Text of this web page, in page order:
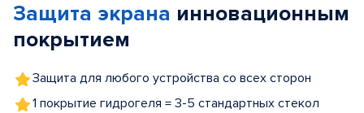
5
Защита экрана инновационным
покрытием
Защита для любого устройства со всех сторон
1 покрытие гидрогеля = 3-5 стандартных стекол